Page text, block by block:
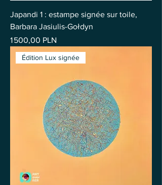
Japandi 1 : estampe signée sur toile,
Barbara Jasiulis-Gołdyn
Prix
1 500,00 PLN
Édition Lux signée